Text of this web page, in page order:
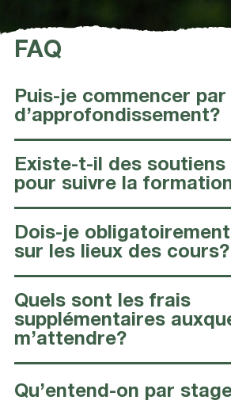
FAQ
Puis-je commencer
d’approfondissement?
Existe-t-il des
pour suivre la
Dois-je
sur les lieux des cours?
Quels sont les frais
supplémentaires
m’attendre?
Qu’entend-on par